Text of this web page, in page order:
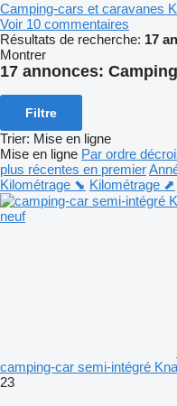
Camping-cars et caravanes
Voir 10 commentaires
Résultats de recherche: 17
Montrer
17 annonces:
Filtre
Trier: Mise en ligne
Mise en ligne Par ordre
plus récentes en premier
Kilométrage ⬊ Kilométrage ⬈
camping-car semi-intégré
23